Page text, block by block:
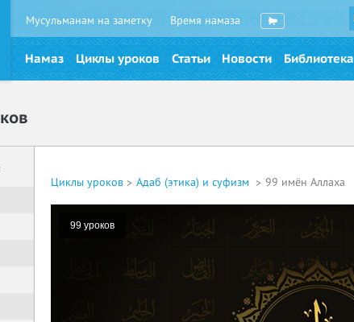
Мусульманам на заметку Время намаза
Намаз Циклы уроков Статьи Новости Библиотека
Циклы уроков Адаб (этика) и суфизм 99 имён Аллаха
99 уроков